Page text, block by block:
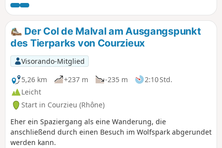
Mountainbiker und Gleitschirmflieger
gut miteinander auskommen. Der erste,
ansteigende Abschnitt verläuft
hauptsächlich auf dem Kamm, der die
Turdine vom Trésocle trennt, bis zum
Startpunkt der Gleitschirmflieger; der
zweite Abschnitt ist dann relativ flach
bis zum Crêt d'Arjoux. Der dritte
Abschnitt besteht hauptsächlich aus
dem Abstieg nach Savigny.Die Route
führt Sie in die Höhe und bietet Ihnen
herrliche Ausblicke auf die gesamte
Ebene des Ain, das Beaujolais und bei
schönem Wetter auf die
Der Col de Malval am Ausgangspunkt
des Tierparks von Courzieux
Visorando-Mitglied
5,26 km
+237 m -235 m
2:10 Std.
Leicht
Start in Courzieu (Rhône)
Eher ein Spaziergang als eine Wanderung, die
anschließend durch einen Besuch im Wolfspark abgerundet
werden kann.